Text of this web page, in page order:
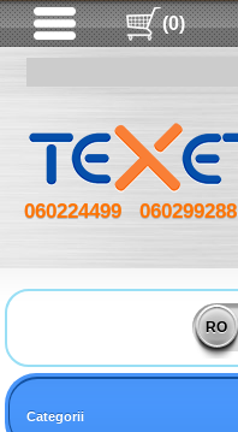
(0)
060224499 060299288
RO
Categorii